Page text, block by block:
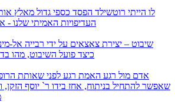
לו הייתי רוטשילד הפסד כספי גדול מאלץ
העדיפויות האמיתי שלנו -
שיבוט – יצירת צאצאים על ידי רבייה אל-
כיצד פועל השיבוט, מהו
אדם מול רגע האמת רגע לפני שאותת
שאפשר להתחיל בניתוח, אחז בידו ר` יוסף הזקן,